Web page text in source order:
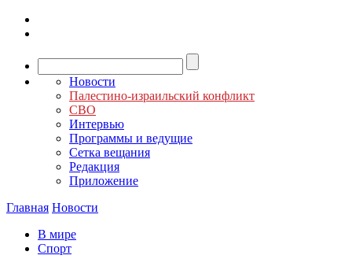
Новости
Палестино-израильский конфликт
СВО
Интервью
Программы и ведущие
Сетка вещания
Редакция
Приложение
Главная Новости
В мире
Спорт